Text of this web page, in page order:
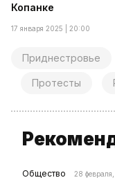
Копанке
17 января 2025 | 20:00
Приднестровье
Протесты
Общество 28